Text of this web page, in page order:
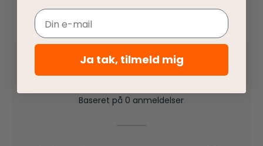
0,0
Baseret på 0 anmeldelser
Email
Ja tak, tilmeld mig